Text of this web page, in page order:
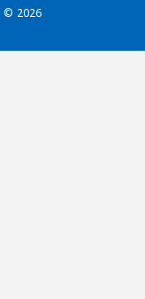
2026 © - أشكاين جميع الحقوق محفوظة